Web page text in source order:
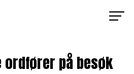
ordfører på besøk